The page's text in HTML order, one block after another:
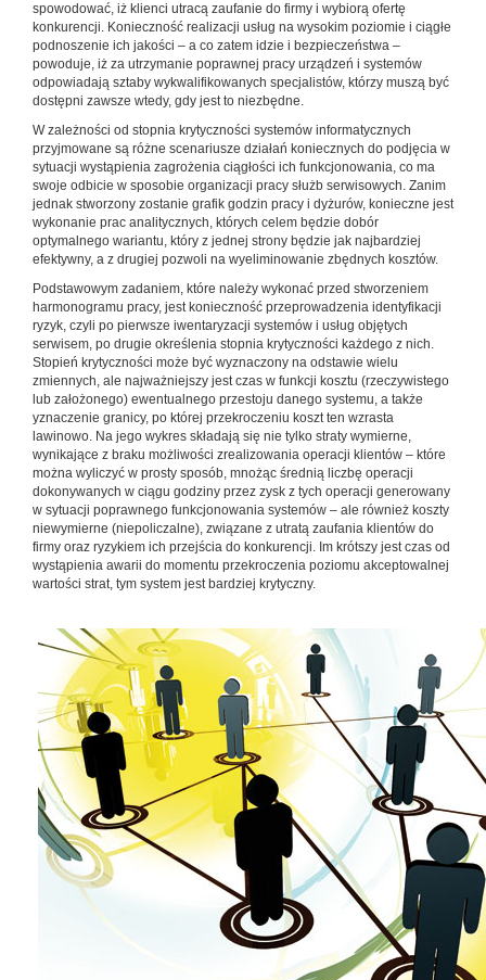
spowodować, iż klienci utracą zaufanie do firmy i wybiorą ofertę
konkurencji. Konieczność realizacji usług na wysokim poziomie i ciągłe
podnoszenie ich jakości – a co zatem idzie i bezpieczeństwa –
powoduje, iż za utrzymanie poprawnej pracy urządzeń i systemów
odpowiadają sztaby wykwalifikowanych specjalistów, którzy muszą być
dostępni zawsze wtedy, gdy jest to niezbędne.
W zależności od stopnia krytyczności systemów informatycznych
przyjmowane są różne scenariusze działań koniecznych do podjęcia w
sytuacji wystąpienia zagrożenia ciągłości ich funkcjonowania, co ma
swoje odbicie w sposobie organizacji pracy służb serwisowych. Zanim
jednak stworzony zostanie grafik godzin pracy i dyżurów, konieczne jest
wykonanie prac analitycznych, których celem będzie dobór
optymalnego wariantu, który z jednej strony będzie jak najbardziej
efektywny, a z drugiej pozwoli na wyeliminowanie zbędnych kosztów.
Podstawowym zadaniem, które należy wykonać przed stworzeniem
harmonogramu pracy, jest konieczność przeprowadzenia identyfikacji
ryzyk, czyli po pierwsze iwentaryzacji systemów i usług objętych
serwisem, po drugie określenia stopnia krytyczności każdego z nich.
Stopień krytyczności może być wyznaczony na odstawie wielu
zmiennych, ale najważniejszy jest czas w funkcji kosztu (rzeczywistego
lub założonego) ewentualnego przestoju danego systemu, a także
yznaczenie granicy, po której przekroczeniu koszt ten wzrasta
lawinowo. Na jego wykres składają się nie tylko straty wymierne,
wynikające z braku możliwości zrealizowania operacji klientów – które
można wyliczyć w prosty sposób, mnożąc średnią liczbę operacji
dokonywanych w ciągu godziny przez zysk z tych operacji generowany
w sytuacji poprawnego funkcjonowania systemów – ale również koszty
niewymierne (niepoliczalne), związane z utratą zaufania klientów do
firmy oraz ryzykiem ich przejścia do konkurencji. Im krótszy jest czas od
wystąpienia awarii do momentu przekroczenia poziomu akceptowalnej
wartości strat, tym system jest bardziej krytyczny.